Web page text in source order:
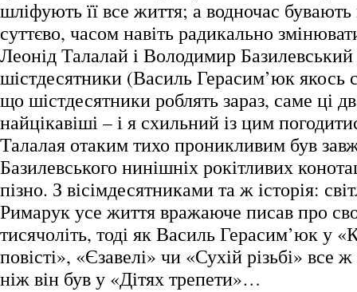
шліфують її все життя; а водночас бувають
суттєво, часом навіть радикально
Леонід Талалай і Володимир
шістдесятники (Василь Герасим’юк якось
що шістдесятники роблять зараз, саме ці
найцікавіші – і я схильний із цим
Талалая отаким тихо проникливим був
Базилевського нинішніх рокітливих
пізно. З вісімдесятниками та ж історія:
Римарук усе життя вражаюче писав про
тисячоліть, тоді як Василь Герасим’юк у
повісті», «Єзавелі» чи «Сухій різьбі» все
ніж він був у «Дітях трепети»…